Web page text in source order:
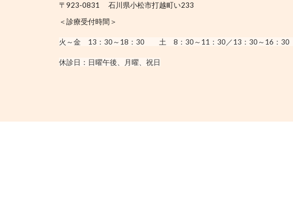
〒923-0831 石川県小松市打越町い233
＜診療受付時間＞
火～金 13：30 ～18：30 土 8：30～11：30／13：30～16：30
休診日： 日曜午後、月曜、祝日